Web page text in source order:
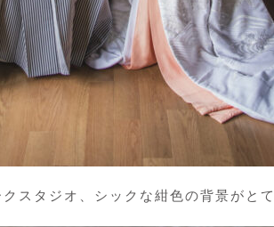
スタジオ、シックな紺色の背景がと